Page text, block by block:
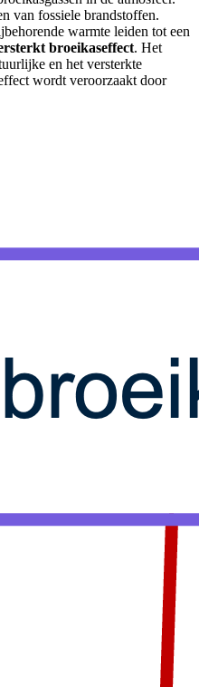
van fossiele brandstoffen.
warmte leiden tot een
broeikaseffect. Het
en het versterkte
wordt veroorzaakt door